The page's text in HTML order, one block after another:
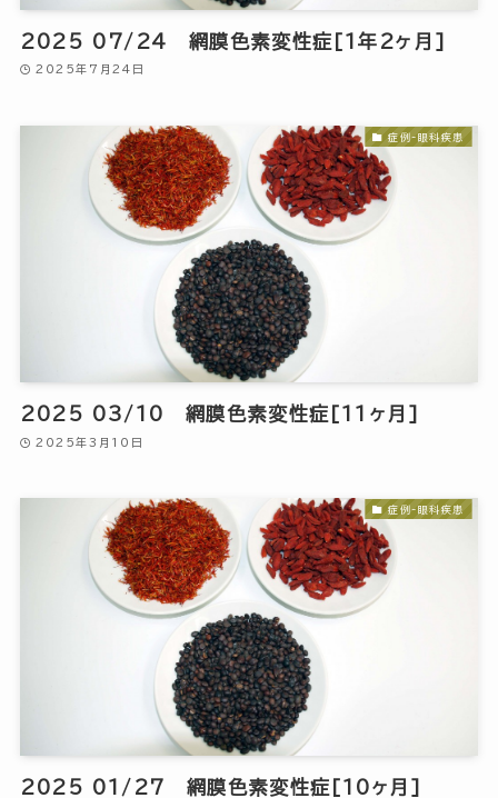
2025 07/24 網膜色素変性症[1年2ヶ月]
2025年7月24日
症例-眼科疾患
2025 03/10 網膜色素変性症[11ヶ月]
2025年3月10日
症例-眼科疾患
2025 01/27 網膜色素変性症[10ヶ月]